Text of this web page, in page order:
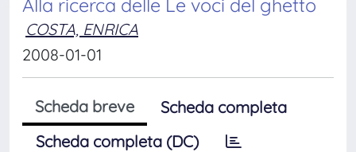
Alla ricerca delle Le voci del ghetto
COSTA, ENRICA
2008-01-01
Scheda breve
Scheda completa
Scheda completa (DC)